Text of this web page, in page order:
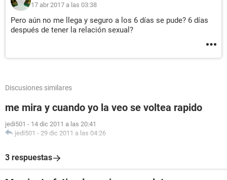
17 abr 2017 a las 03:38
Pero aún no me llega y seguro a los 6 días se pude? 6 días
después de tener la relación sexual?
Discusiones similares
me mira y cuando yo la veo se voltea rapido
jedi501 - 14 dic 2011 a las 20:41
jedi501 - 29 dic 2011 a las 04:26
3 respuestas